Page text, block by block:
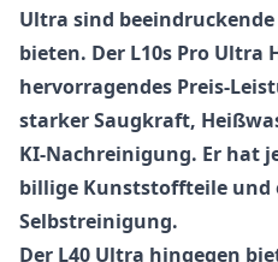
Ultra sind
bieten. Der L10s Pro Ultra
hervorragendes Preis-
starker Saugkraft,
KI-Nachreinigung. Er hat
billige Kunststoffteile und
Selbstreinigung.
Der L40 Ultra hingegen